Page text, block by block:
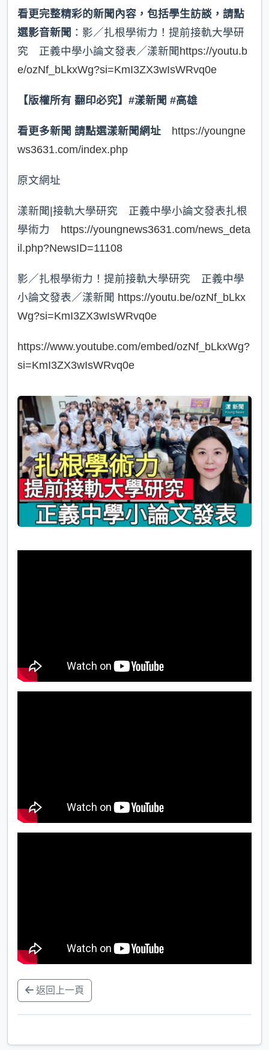
看更完整精彩的新聞內容，包括學生訪談，請點
選影音新聞 ：影／扎根學術力！提前接軌大學研
究 正義中學小論文發表／漾新聞 https://youtu.b
e/ozNf_bLkxWg?si=KmI3ZX3wIsWRvq0e
【版權所有 翻印必究】#漾新聞 #高雄
看更多新聞 請點選漾新聞網址 https://youngne
ws3631.com/index.php
原文網址
漾新聞|接軌大學研究 正義中學小論文發表扎根
學術力 https://youngnews3631.com/news_deta
il.php?NewsID=11108
影／扎根學術力！提前接軌大學研究 正義中學
小論文發表／漾新聞 https://youtu.be/ozNf_bLkx
Wg?si=KmI3ZX3wIsWRvq0e
https://www.youtube.com/embed/ozNf_bLkxWg?
si=KmI3ZX3wIsWRvq0e
返回上一頁